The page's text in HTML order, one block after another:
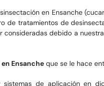
en Ensanche
de tratamientos de
consideradas debido a
Ensancheque se le hace
sistemas de aplicación en